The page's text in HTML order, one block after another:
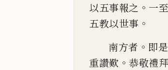
以五事報之 。 一
五教以世事 。
南方者 。 即
重讚歎 。恭敬禮拜